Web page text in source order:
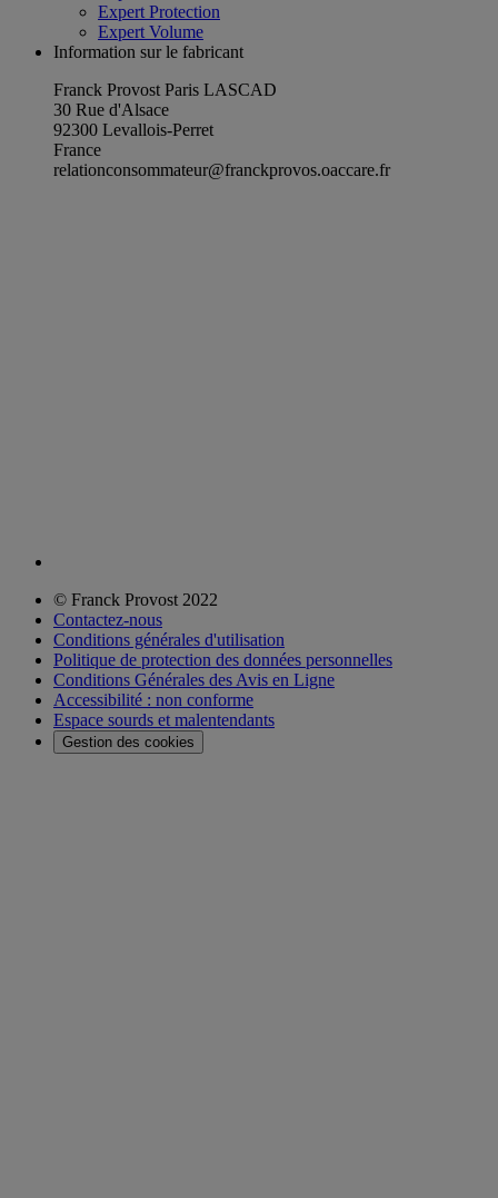
Expert Protection
Expert Volume
Information sur le fabricant
Franck Provost Paris LASCAD
30 Rue d'Alsace
92300 Levallois-Perret
France
relationconsommateur@franckprovos.oaccare.fr
© Franck Provost 2022
Contactez-nous
Conditions générales d'utilisation
Politique de protection des données personnelles
Conditions Générales des Avis en Ligne
Accessibilité : non conforme
Espace sourds et malentendants
Gestion des cookies